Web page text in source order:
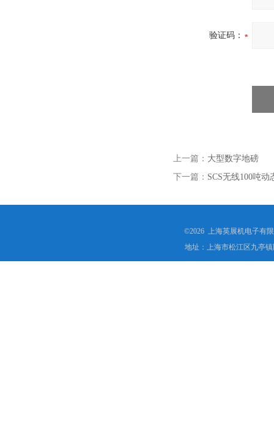
验证码：
上一篇： 大型数字地磅
下一篇： SCS无线100吨
©2026 上海英展机电子有
地址：上海市松江区九亭镇